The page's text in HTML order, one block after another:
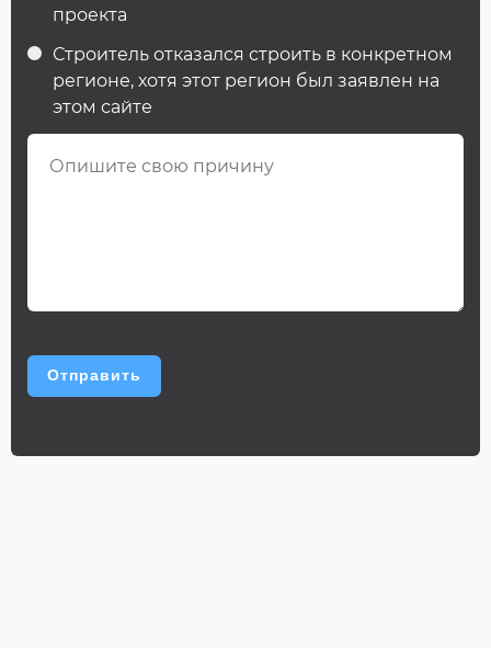
проекта
Строитель отказался строить в конкретном
регионе, хотя этот регион был заявлен на
этом сайте